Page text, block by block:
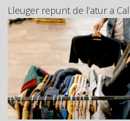
Lleuger repunt de l’atur a